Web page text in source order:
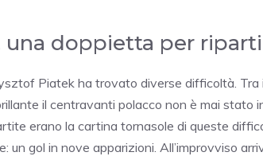
una doppietta per
Piatek ha trovato diverse difficoltà. Tra
il centravanti polacco non è mai stato
erano la cartina tornasole di queste
un gol in nove apparizioni. All’improvviso